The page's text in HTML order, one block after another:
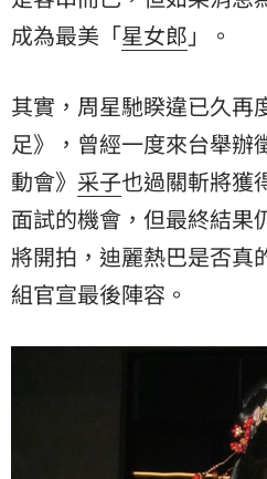
成為最美「星女郎 」。
其實，周星馳睽違已久再
足》，曾經一度來台舉辦
動會》 采子也過關斬將獲
面試的機會，但最終結果
將開拍，迪麗熱巴是否真
組官宣最後陣容。